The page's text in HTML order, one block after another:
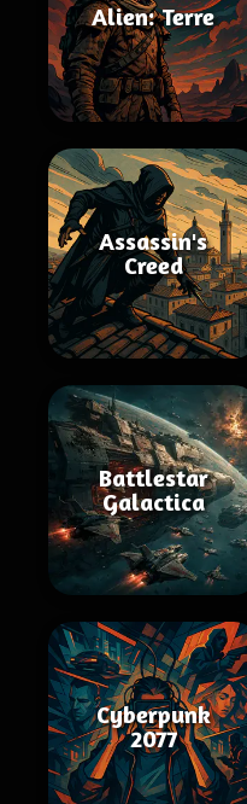
Alien: Terre
Assassin's
Creed
Battlestar
Galactica
Cyberpunk
2077